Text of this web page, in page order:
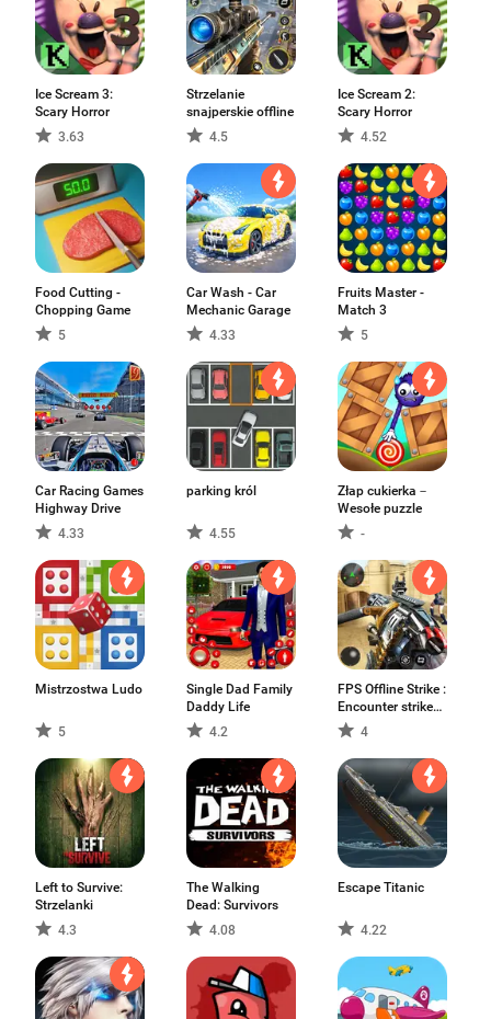
Ice Scream 3:
Scary Horror
3.63
Strzelanie
snajperskie offline
4.5
Ice Scream 2:
Scary Horror
4.52
Food Cutting -
Chopping Game
5
Car Wash - Car
Mechanic Garage
4.33
Fruits Master -
Match 3
5
Car Racing Games
Highway Drive
4.33
parking król
4.55
Złap cukierka－
Wesołe puzzle
-
Mistrzostwa Ludo
5
Single Dad Family
Daddy Life
4.2
FPS Offline Strike :
Encounter strike
missions
4
Left to Survive:
Strzelanki
4.3
The Walking
Dead: Survivors
4.08
Escape Titanic
4.22